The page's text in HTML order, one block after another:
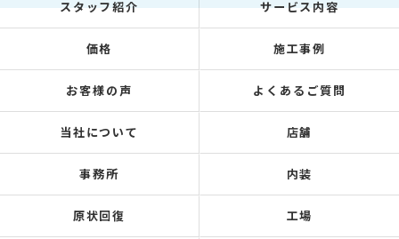
スタッフ紹介 サービス内容
価格 施工事例
お客様の声 よくあるご質問
当社について 店舗
事務所 内装
原状回復 工場